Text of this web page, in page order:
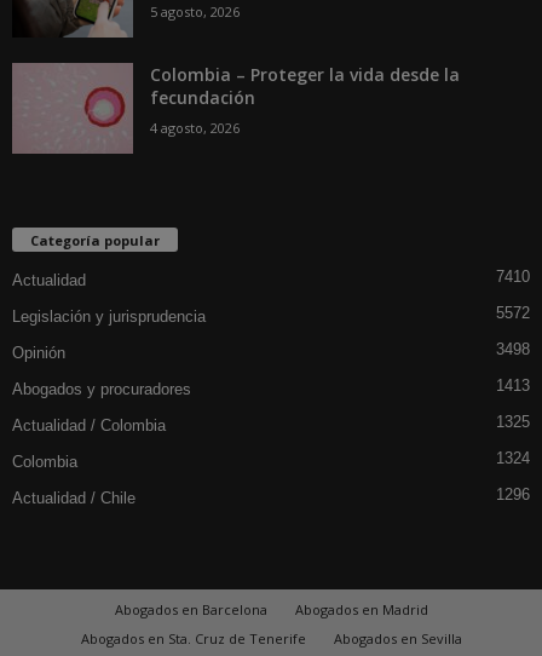
5 agosto, 2026
Colombia – Proteger la vida desde la
fecundación
4 agosto, 2026
Categoría popular
Actualidad 7410
Legislación y jurisprudencia 5572
Opinión 3498
Abogados y procuradores 1413
Actualidad / Colombia 1325
Colombia 1324
Actualidad / Chile 1296
Abogados en Barcelona
Abogados en Madrid
Abogados en Sta. Cruz de Tenerife
Abogados en Sevilla